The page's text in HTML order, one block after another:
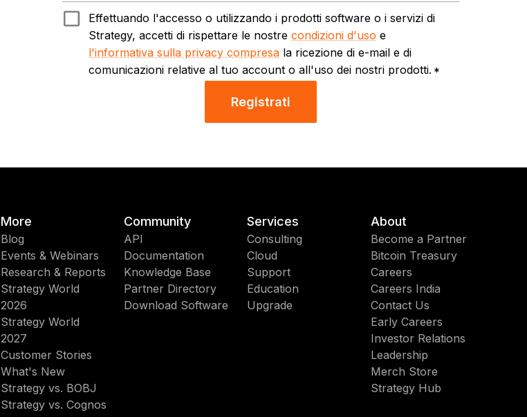
Effettuando l'accesso o utilizzando i prodotti software o i servizi di
Strategy, accetti di rispettare le nostre condizioni d'uso e
l'informativa sulla privacy compresala ricezione di e-mail e di
comunicazioni relative al tuo account o all'uso dei nostri prodotti. *
Registrati
More
Blog
Events & Webinars
Research & Reports
Strategy World
2026
Strategy World
2027
Customer Stories
What's New
Strategy vs. BOBJ
Strategy vs. Cognos
Community
API
Documentation
Knowledge Base
Partner Directory
Download Software
Services
Consulting
Cloud
Support
Education
Upgrade
About
Become a Partner
Bitcoin Treasury
Careers
Careers India
Contact Us
Early Careers
Investor Relations
Leadership
Merch Store
Strategy Hub